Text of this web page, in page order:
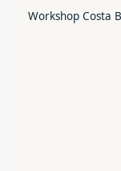
Workshop Costa